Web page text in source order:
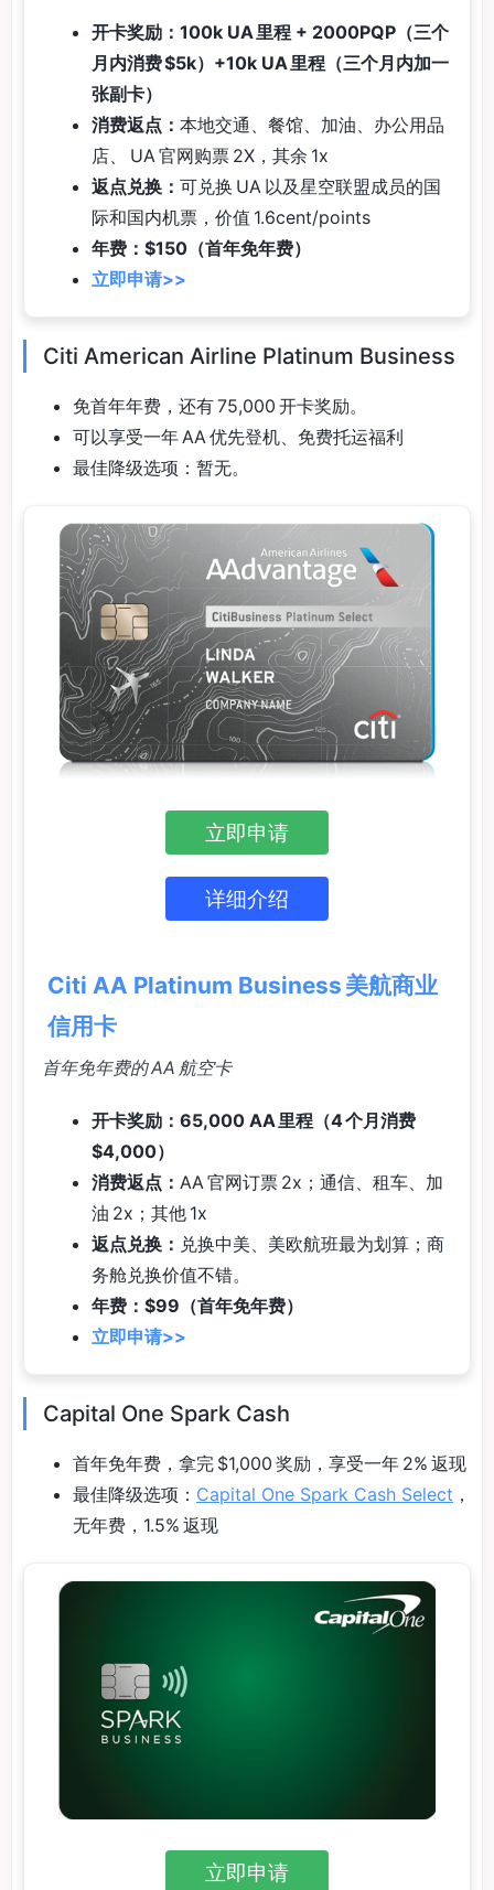
开卡奖励：100k UA 里程 + 2000PQP（三个
月内消费 $5k）+10k UA 里程（三个月内加一
张副卡）
消费返点： 本地交通、餐馆、加油、办公用品
店、 UA 官网购票 2X，其余 1x
返点兑换： 可兑换 UA 以及星空联盟成员的国
际和国内机票，价值 1.6cent/points
年费：$150（首年免年费）
立即申请>>
Citi American Airline Platinum Business
免首年年费，还有 75,000 开卡奖励。
可以享受一年 AA 优先登机、免费托运福利
最佳降级选项：暂无。
立即申请
详细介绍
Citi AA Platinum Business 美航商业
信用卡
首年免年费的 AA 航空卡
开卡奖励：65,000 AA 里程（4 个月消费
$4,000）
消费返点： AA 官网订票 2x；通信、租车、加
油 2x；其他 1x
返点兑换： 兑换中美、美欧航班最为划算；商
务舱兑换价值不错。
年费：$99（首年免年费）
立即申请>>
Capital One Spark Cash
首年免年费，拿完 $1,000 奖励，享受一年 2% 返现
最佳降级选项： Capital One Spark Cash Select ，
无年费，1.5% 返现
立即申请